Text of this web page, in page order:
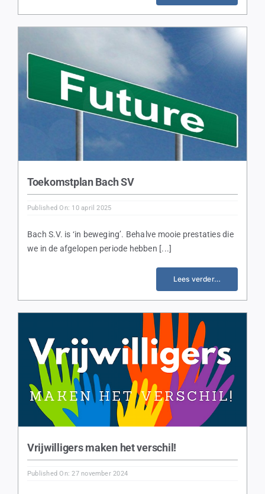
Toekomstplan Bach SV
Published On: 10 april 2025
Bach S.V. is ‘in beweging’. Behalve mooie prestaties die
we in de afgelopen periode hebben [...]
Lees verder…
Vrijwilligers maken het verschil!
Published On: 27 november 2024